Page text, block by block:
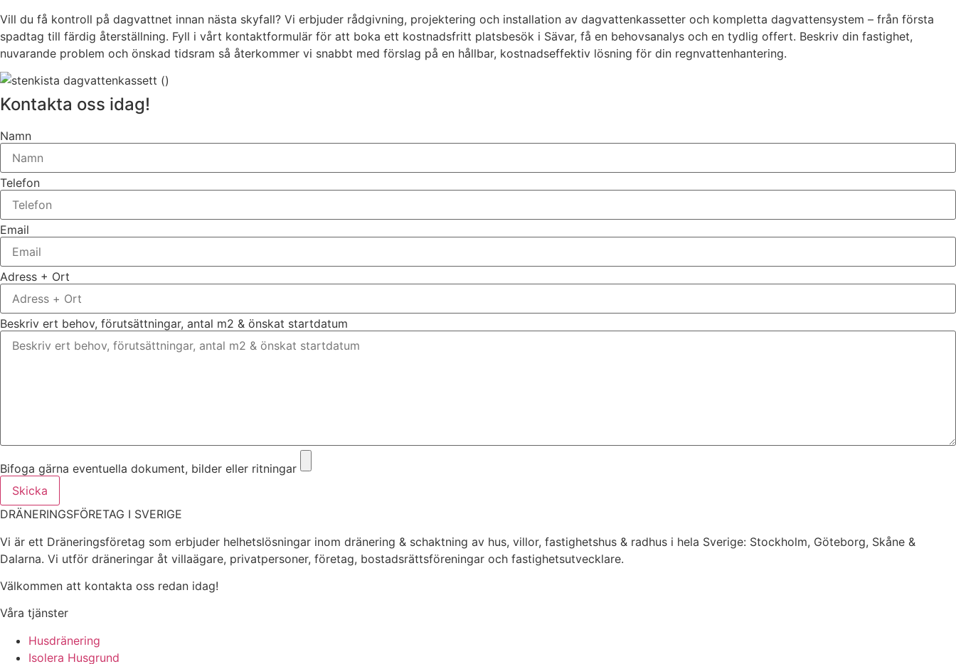
Vill du få kontroll på dagvattnet innan nästa skyfall? Vi erbjuder rådgivning, projektering och installation av dagvattenkassetter och kompletta dagvattensystem – från första
spadtag till färdig återställning. Fyll i vårt kontaktformulär för att boka ett kostnadsfritt platsbesök i Sävar, få en behovsanalys och en tydlig offert. Beskriv din fastighet,
nuvarande problem och önskad tidsram så återkommer vi snabbt med förslag på en hållbar, kostnadseffektiv lösning för din regnvattenhantering.
Kontakta oss idag!
Namn
Telefon
Email
Adress + Ort
Beskriv ert behov, förutsättningar, antal m2 & önskat startdatum
Bifoga gärna eventuella dokument, bilder eller ritningar
Skicka
DRÄNERINGSFÖRETAG I SVERIGE
Vi är ett Dräneringsföretag som erbjuder helhetslösningar inom dränering & schaktning av hus, villor, fastighetshus & radhus i hela Sverige: Stockholm, Göteborg, Skåne &
Dalarna. Vi utför dräneringar åt villaägare, privatpersoner, företag, bostadsrättsföreningar och fastighetsutvecklare.
Välkommen att kontakta oss redan idag!
Våra tjänster
Husdränering
Isolera Husgrund